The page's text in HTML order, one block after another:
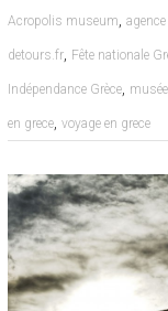
Acropolis museum,
detours.fr, Fête nationale
Indépendance Grèce,
en grece, voyage en grece